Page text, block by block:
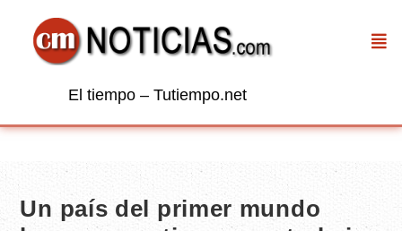
El tiempo – Tutiempo.net
Un país del primer mundo